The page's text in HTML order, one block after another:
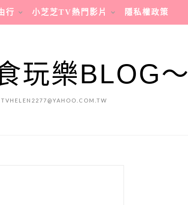
行 小芝芝TV熱門影片 隱私權政策
玩樂BLOG～